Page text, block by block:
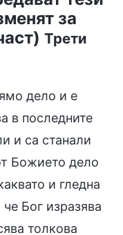
за
Трети
дело и е
в последните
и са станали
Божието дело
и гледна
Бог изразява
толкова